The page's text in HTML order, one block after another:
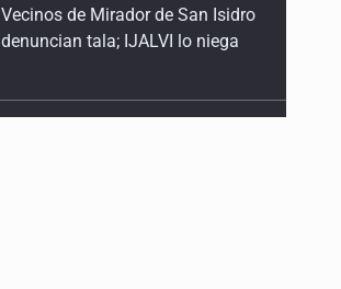
EUA investiga salmonela en
jalapeños mexicanos